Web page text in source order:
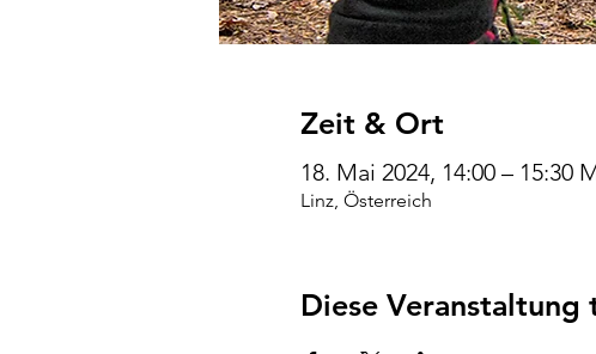
Zeit & Ort
18. Mai 2024, 14:00 – 15:30
Linz, Österreich
Diese Veranstaltung